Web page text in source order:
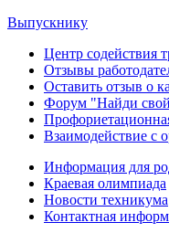
Выпускнику
Центр содействия
Отзывы
Оставить отзыв о
Форум "Найди свой
Взаимодействие с
Информация для
Краевая олимпиада
Новости техникума
Контактная